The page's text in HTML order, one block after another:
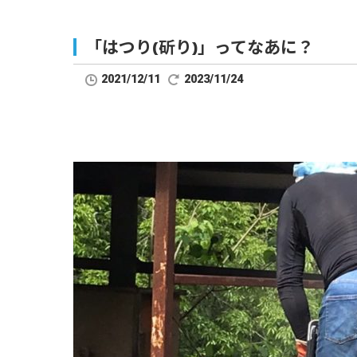
「はつり(斫り)」ってなあに？
2021/12/11 2023/11/24